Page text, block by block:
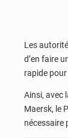
Les
d’en faire
rapide
Ainsi, avec
Maersk, le
nécessaire